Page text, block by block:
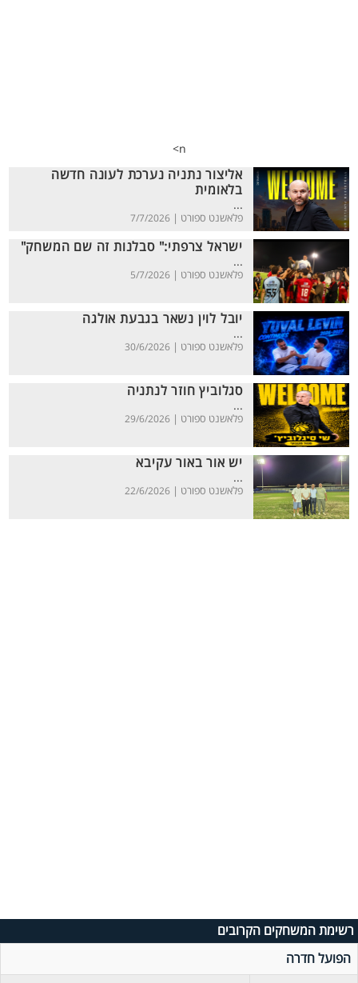
n>
אליצור נתניה נערכת לעונה חדשה
בלאומית
...
פלאשנט ספורט | 7/7/2026
ישראל צרפתי:" סבלנות זה שם המשחק"
...
פלאשנט ספורט | 5/7/2026
יובל לוין נשאר בגבעת אולגה
...
פלאשנט ספורט | 30/6/2026
סגלוביץ חוזר לנתניה
...
פלאשנט ספורט | 29/6/2026
יש אור באור עקיבא
...
פלאשנט ספורט | 22/6/2026
רשימת המשחקים הקרובים
הפועל חדרה